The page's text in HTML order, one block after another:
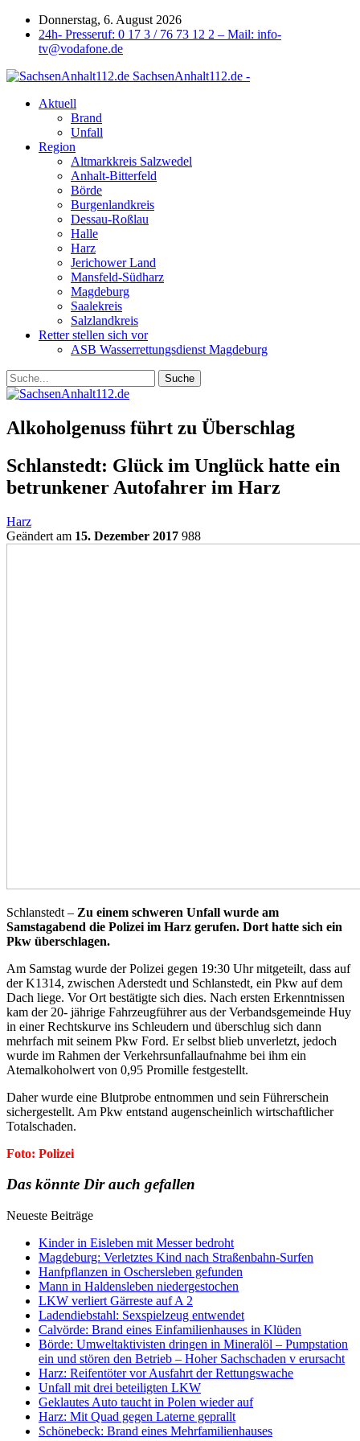
Donnerstag, 6. August 2026
24h- Presseruf: 0 17 3 / 76 73 12 2 – Mail: info-
tv@vodafone.de
SachsenAnhalt112.de -
Aktuell
Brand
Unfall
Region
Altmarkkreis Salzwedel
Anhalt-Bitterfeld
Börde
Burgenlandkreis
Dessau-Roßlau
Halle
Harz
Jerichower Land
Mansfeld-Südharz
Magdeburg
Saalekreis
Salzlandkreis
Retter stellen sich vor
ASB Wasserrettungsdienst Magdeburg
Alkoholgenuss führt zu Überschlag
Schlanstedt: Glück im Unglück hatte ein
betrunkener Autofahrer im Harz
Harz
Geändert am 15. Dezember 2017 988
Schlanstedt – Zu einem schweren Unfall wurde am
Samstagabend die Polizei im Harz gerufen. Dort hatte sich ein
Pkw überschlagen.
Am Samstag wurde der Polizei gegen 19:30 Uhr mitgeteilt, dass auf
der K1314, zwischen Aderstedt und Schlanstedt, ein Pkw auf dem
Dach liege. Vor Ort bestätigte sich dies. Nach ersten Erkenntnissen
kam der 20- jährige Fahrzeugführer aus der Verbandsgemeinde Huy
in einer Rechtskurve ins Schleudern und überschlug sich dann
mehrfach mit seinem Pkw Ford. Er selbst blieb unverletzt, jedoch
wurde im Rahmen der Verkehrsunfallaufnahme bei ihm ein
Atemalkoholwert von 0,95 Promille festgestellt.
Daher wurde eine Blutprobe entnommen und sein Führerschein
sichergestellt. Am Pkw entstand augenscheinlich wirtschaftlicher
Totalschaden.
Foto: Polizei
Das könnte Dir auch gefallen
Neueste Beiträge
Kinder in Eisleben mit Messer bedroht
Magdeburg: Verletztes Kind nach Straßenbahn-Surfen
Hanfpflanzen in Oschersleben gefunden
Mann in Haldensleben niedergestochen
LKW verliert Gärreste auf A 2
Ladendiebstahl: Sexspielzeug entwendet
Calvörde: Brand eines Einfamilienhauses in Klüden
Börde: Umweltaktivisten dringen in Mineralöl – Pumpstation
ein und stören den Betrieb – Hoher Sachschaden v erursacht
Harz: Reifentöter vor Ausfahrt der Rettungswache
Unfall mit drei beteiligten LKW
Geklautes Auto taucht in Polen wieder auf
Harz: Mit Quad gegen Laterne geprallt
Schönebeck: Brand eines Mehrfamilienhauses